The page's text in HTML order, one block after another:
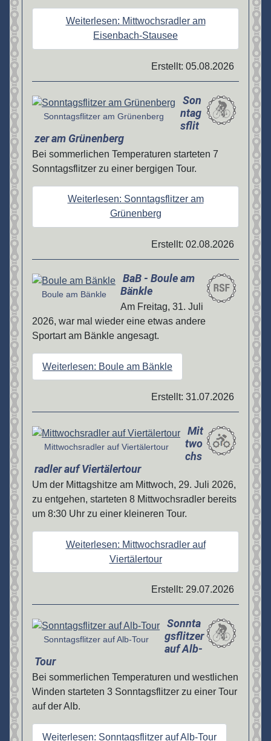
Weiterlesen: Mittwochsradler am
Eisenbach-Stausee
Erstellt: 05.08.2026
Details
Sonntagsflitzer am Grünenberg
Son
ntag
sflit
zer am Grünenberg
Bei sommerlichen Temperaturen starteten 7
Sonntagsflitzer zu einer bergigen Tour.
Weiterlesen: Sonntagsflitzer am
Grünenberg
Erstellt: 02.08.2026
Details
Boule am Bänkle
BaB - Boule am
Bänkle
Am Freitag, 31. Juli
2026, war mal wieder eine etwas andere
Sportart am Bänkle angesagt.
Weiterlesen: Boule am Bänkle
Erstellt: 31.07.2026
Details
Mittwochsradler auf Viertälertour
Mit
two
chs
radler auf Viertälertour
Um der Mittagshitze am Mittwoch, 29. Juli 2026,
zu entgehen, starteten 8 Mittwochsradler bereits
um 8:30 Uhr zu einer kleineren Tour.
Weiterlesen: Mittwochsradler auf
Viertälertour
Erstellt: 29.07.2026
Details
Sonntagsflitzer auf Alb-Tour
Sonnta
gsflitzer
auf Alb-
Tour
Bei sommerlichen Temperaturen und westlichen
Winden starteten 3 Sonntagsflitzer zu einer Tour
auf der Alb.
Weiterlesen: Sonntagsflitzer auf Alb-Tour